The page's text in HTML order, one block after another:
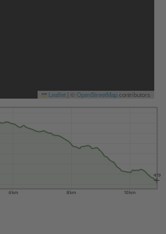
Leaflet OpenStreetMapcontributors
6 km 8 km 10 km
419